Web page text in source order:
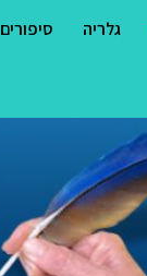
גלריה סיפורים